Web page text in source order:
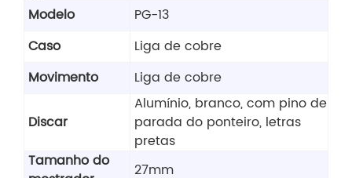
Modelo
PG-13
Caso
Liga de cobre
Movimento
Liga de cobre
Discar
Alumínio, branco, com pino de
parada do ponteiro, letras
pretas
Tamanho do
27mm